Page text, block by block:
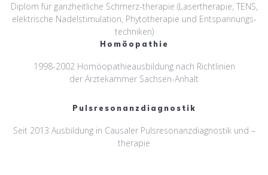
Diplom für ganzheitliche Schmerz-therapie (Lasertherapie, TENS,
elektrische Nadelstimulation, Phytotherapie und Entspannungs-
techniken)
Homöopathie
1998-2002 Homöopathieausbildung nach Richtlinien
der Ärztekammer Sachsen-Anhalt
Pulsresonanzdiagnostik
Seit 2013 Ausbildung in Causaler Pulsresonanzdiagnostik und –
therapie